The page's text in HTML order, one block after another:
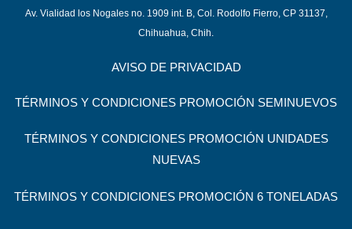
Av. Vialidad los Nogales no. 1909 int. B, Col. Rodolfo Fierro, CP 31137,
Chihuahua, Chih.
AVISO DE PRIVACIDAD
TÉRMINOS Y CONDICIONES PROMOCIÓN SEMINUEVOS
TÉRMINOS Y CONDICIONES PROMOCIÓN UNIDADES
NUEVAS
TÉRMINOS Y CONDICIONES PROMOCIÓN 6 TONELADAS